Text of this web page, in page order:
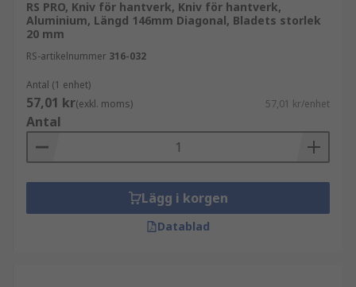
RS PRO, Kniv för hantverk, Kniv för hantverk,
Aluminium, Längd 146mm Diagonal, Bladets storlek
20 mm
RS-artikelnummer 316-032
Antal (1 enhet)
57,01 kr(exkl. moms) 57,01 kr/enhet
Antal
Lägg i korgen
Datablad